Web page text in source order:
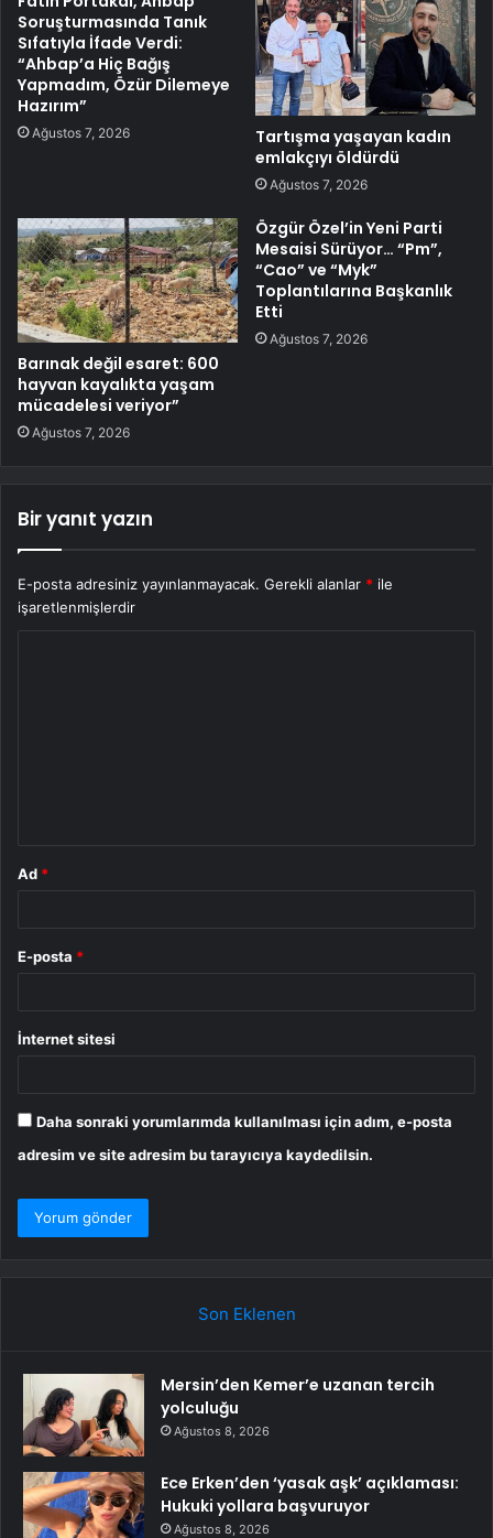
Soruşturmasında Tanık
Sıfatıyla İfade Verdi:
“Ahbap’a Hiç Bağış
Yapmadım, Özür Dilemeye
Hazırım”
Ağustos 7, 2026
Tartışma yaşayan kadın
emlakçıyı öldürdü
Ağustos 7, 2026
Barınak değil esaret: 600
hayvan kayalıkta yaşam
mücadelesi veriyor”
Ağustos 7, 2026
Özgür Özel’in Yeni Parti
Mesaisi Sürüyor… “Pm”,
“Cao” ve “Myk”
Toplantılarına Başkanlık
Etti
Ağustos 7, 2026
Bir yanıt yazın
E-posta adresiniz yayınlanmayacak. Gerekli alanlar * ile
işaretlenmişlerdir
Ad *
E-posta *
İnternet sitesi
Daha sonraki yorumlarımda kullanılması için adım, e-posta
adresim ve site adresim bu tarayıcıya kaydedilsin.
Son Eklenen
Mersin’den Kemer’e uzanan tercih
yolculuğu
Ağustos 8, 2026
Ece Erken’den ‘yasak aşk’ açıklaması:
Hukuki yollara başvuruyor
Ağustos 8, 2026